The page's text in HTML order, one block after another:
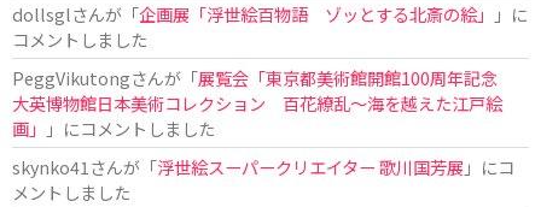
dollsglさんが「企画展「浮世絵百物語 ゾッとする北斎の絵」
」に
コメントしました
PeggVikutongさんが「展覧会「東京都美術館開館100周年記念
大英博物館日本美術コレクション 百花繚乱〜海を越えた江戸絵
画」
」にコメントしました
skynko41さんが「浮世絵スーパークリエイター 歌川国芳展 」にコ
メントしました